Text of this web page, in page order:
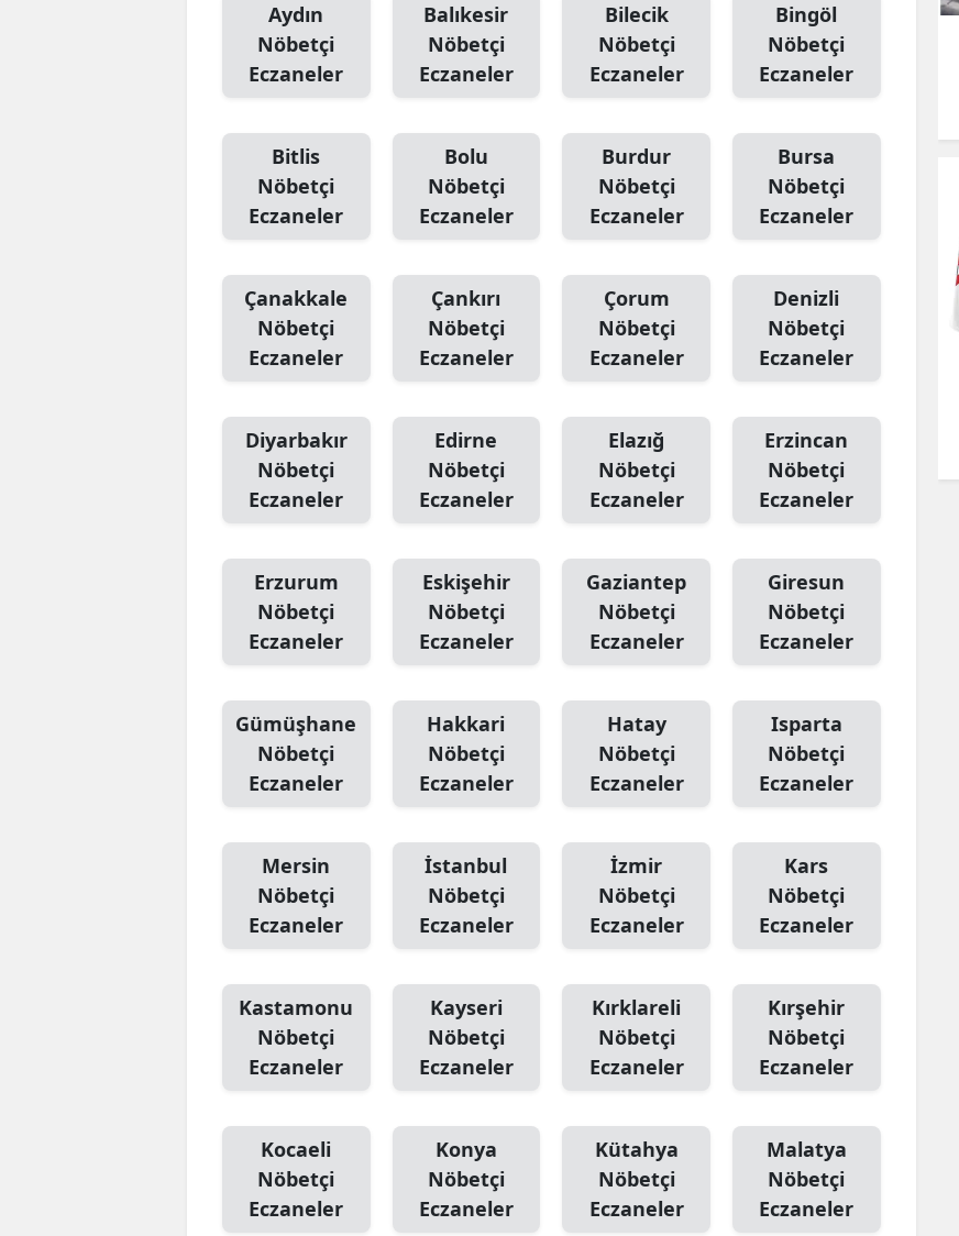
Aydın
Nöbetçi
Eczaneler
Balıkesir
Nöbetçi
Eczaneler
Bilecik
Nöbetçi
Eczaneler
Bingöl
Nöbetçi
Eczaneler
Bitlis
Nöbetçi
Eczaneler
Bolu
Nöbetçi
Eczaneler
Burdur
Nöbetçi
Eczaneler
Bursa
Nöbetçi
Eczaneler
Çanakkale
Nöbetçi
Eczaneler
Çankırı
Nöbetçi
Eczaneler
Çorum
Nöbetçi
Eczaneler
Denizli
Nöbetçi
Eczaneler
Diyarbakır
Nöbetçi
Eczaneler
Edirne
Nöbetçi
Eczaneler
Elazığ
Nöbetçi
Eczaneler
Erzincan
Nöbetçi
Eczaneler
Erzurum
Nöbetçi
Eczaneler
Eskişehir
Nöbetçi
Eczaneler
Gaziantep
Nöbetçi
Eczaneler
Giresun
Nöbetçi
Eczaneler
Gümüşhane
Nöbetçi
Eczaneler
Hakkari
Nöbetçi
Eczaneler
Hatay
Nöbetçi
Eczaneler
Isparta
Nöbetçi
Eczaneler
Mersin
Nöbetçi
Eczaneler
İstanbul
Nöbetçi
Eczaneler
İzmir
Nöbetçi
Eczaneler
Kars
Nöbetçi
Eczaneler
Kastamonu
Nöbetçi
Eczaneler
Kayseri
Nöbetçi
Eczaneler
Kırklareli
Nöbetçi
Eczaneler
Kırşehir
Nöbetçi
Eczaneler
Kocaeli
Nöbetçi
Eczaneler
Konya
Nöbetçi
Eczaneler
Kütahya
Nöbetçi
Eczaneler
Malatya
Nöbetçi
Eczaneler